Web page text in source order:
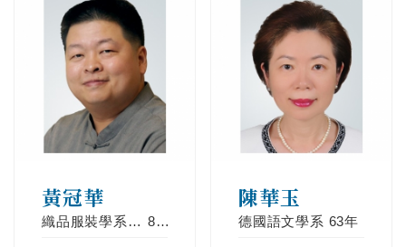
黃冠華
織品服裝學系服飾行銷組 88年
陳華玉
德國語文學系 63年